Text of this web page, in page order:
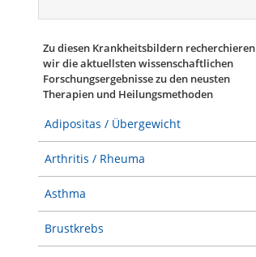
Zu diesen Krankheitsbildern recherchieren
wir die aktuellsten wissenschaftlichen
Forschungs­ergebnisse zu den neusten
Therapien und Heilungsmethoden
Adipositas / Übergewicht
Arthritis / Rheuma
Asthma
Brustkrebs